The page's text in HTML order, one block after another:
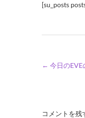
[su_posts
← 今日のEVE
コメントを残